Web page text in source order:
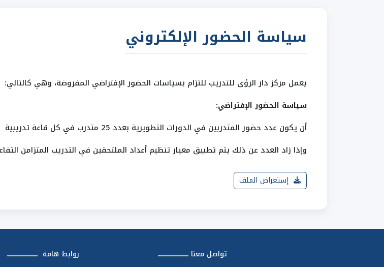
سياسة الحضور الإلكتروني
يعمل مركز دار الرؤى للتدريب للتزام بسياسات الحضور الإفتراضي المفروضة، وهي كالتالي:
سياسة الحضور الإفتراضي:
أن يكون عدد حضور المتدربين في الدورات التطويرية بعدد 25 متدرب في كل قاعة تدريبية
وإذا زاد العدد عن ذلك يتم تطبيق معيار تنظيم أعداد الملتحقين في التدريب المتزامن
إستعراض الملف
تواصل معنا روابط هامة